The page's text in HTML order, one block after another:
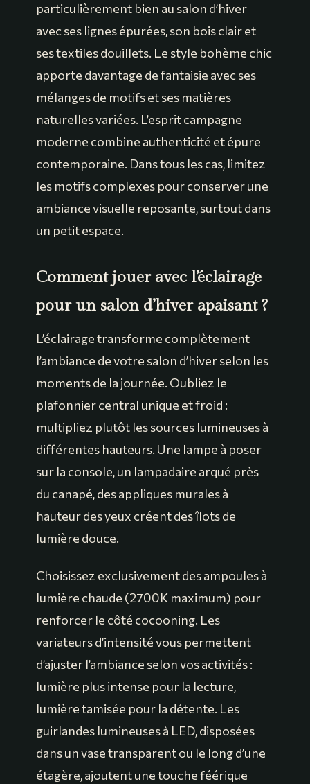
particulièrement bien au salon d’hiver
avec ses lignes épurées, son bois clair et
ses textiles douillets. Le style bohème chic
apporte davantage de fantaisie avec ses
mélanges de motifs et ses matières
naturelles variées. L’esprit campagne
moderne combine authenticité et épure
contemporaine. Dans tous les cas, limitez
les motifs complexes pour conserver une
ambiance visuelle reposante, surtout dans
un petit espace.
Comment jouer avec l’éclairage
pour un salon d’hiver apaisant ?
L’éclairage transforme complètement
l’ambiance de votre salon d’hiver selon les
moments de la journée. Oubliez le
plafonnier central unique et froid :
multipliez plutôt les sources lumineuses à
différentes hauteurs. Une lampe à poser
sur la console, un lampadaire arqué près
du canapé, des appliques murales à
hauteur des yeux créent des îlots de
lumière douce.
Choisissez exclusivement des ampoules à
lumière chaude (2700K maximum) pour
renforcer le côté cocooning. Les
variateurs d’intensité vous permettent
d’ajuster l’ambiance selon vos activités :
lumière plus intense pour la lecture,
lumière tamisée pour la détente. Les
guirlandes lumineuses à LED, disposées
dans un vase transparent ou le long d’une
étagère, ajoutent une touche féérique